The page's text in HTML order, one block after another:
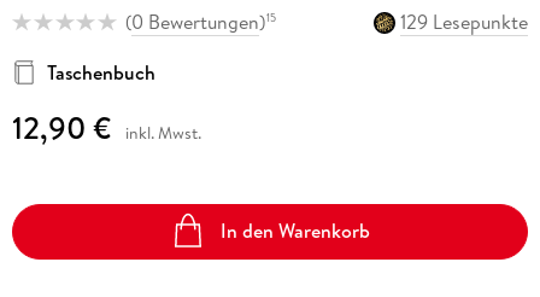
(0 Bewertungen)15
129 Lesepunkte
Taschenbuch
12,90 € inkl. Mwst.
In den Warenkorb